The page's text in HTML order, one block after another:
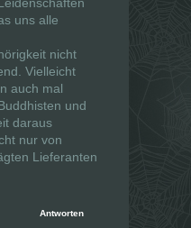
uns alle
nicht
Vielleicht
auch mal
und
daraus
nur von
Lieferanten
Antworten